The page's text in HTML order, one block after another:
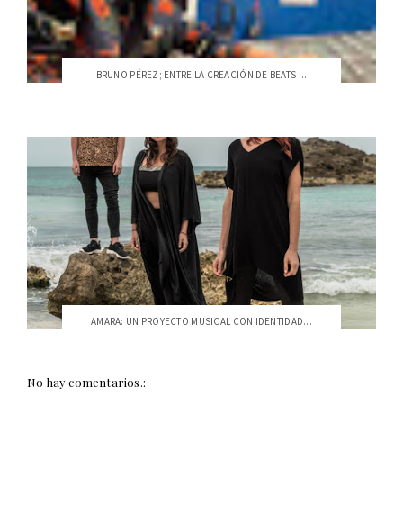
BRUNO PÉREZ; ENTRE LA CREACIÓN DE BEATS ...
AMARA: UN PROYECTO MUSICAL CON IDENTIDAD...
No hay comentarios.: